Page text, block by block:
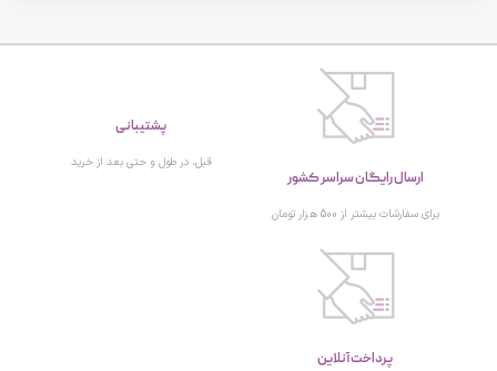
ارسال رایگان سراسر کشور
برای سفارشات بیشتر از 500 هزار تومان
پشتیبانی
پرداخت آنلاین